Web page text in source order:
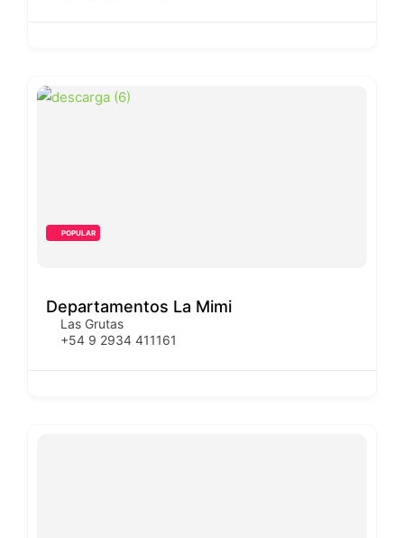
POPULAR
Departamentos La Mimi
Las Grutas
+54 9 2934 411161